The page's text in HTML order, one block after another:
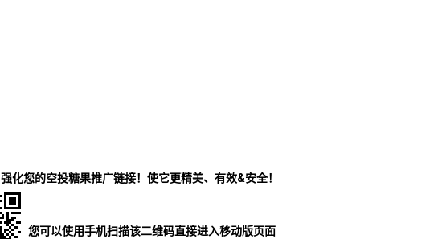
强化您的空投糖果推广链接！使它更精美、有效&安全！
您可以使用手机扫描该二维码直接进入移动版页面